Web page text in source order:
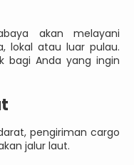
akan melayani
lokal atau luar pulau.
bagi Anda yang ingin
pengiriman cargo
jalur laut.